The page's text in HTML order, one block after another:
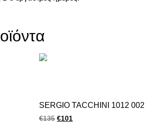
SERGIO TACCHINI 1012 002
€135 €101